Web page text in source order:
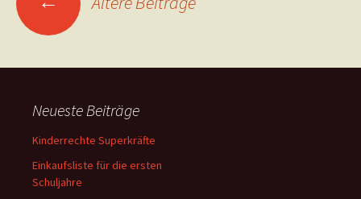
Neueste Beiträge
Kinderrechte Superkräfte
Einkaufsliste für die ersten
Schuljahre